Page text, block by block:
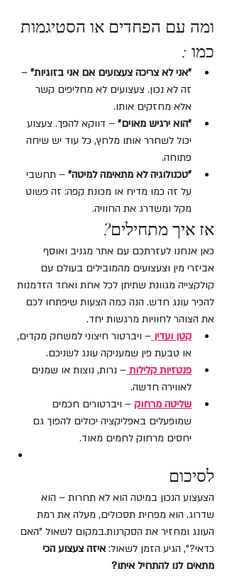
ומה עם הפחדים או הסטיגמות
כמו :
"אני לא צריכה צעצועים אם אני בזוגיות" –
זה לא נכון. צעצועים לא מחליפים קשר
אלא מחזקים אותו.
"הוא ירגיש מאוים" – דווקא להפך. צעצוע
יכול לשחרר אותו מלחץ, כל עוד יש שיחה
פתוחה.
"טכנולוגיה לא מתאימה למיטה" – תחשבי
על זה כמו מדיח או מכונת קפה: זה פשוט
מקל ומשדרג את החוויה.
אז איך מתחילים?
כאן אנחנו לעזרתכם עם אתר מגניב ואוסף
אביזרי מין וצעצועים מהמובילים בעולם עם
קולקצייה מגוונת שתיתן לכל אחת ואחד הזדמנות
להכיר עונג חדש. הנה כמה הצעות שיפתחו לכם
את הצוהר לחוויות מרגשות יחד.
קטן ועדין – ויברטור חיצוני למשחק מקדים,
או טבעת פין שמעניקה עונג לשניכם.
פנטזיות קלילות – נרות, נוצות או שמנים
לאווירה חדשה.
שליטה מרחוק – ויברטורים חכמים
שמופעלים באפליקציה יכולים להפוך גם
יחסים מרחוק לחמים מאוד.
לסיכום
הצעצוע הנכון במיטה הוא לא תחרות – הוא
שדרוג. הוא מפחית תסכולים, מעלה את רמת
העונג ומחזיר את הסקרנות.במקום לשאול "האם
כדאי?", הגיע הזמן לשאול: איזה צעצוע הכי
מתאים לנו להתחיל איתו?